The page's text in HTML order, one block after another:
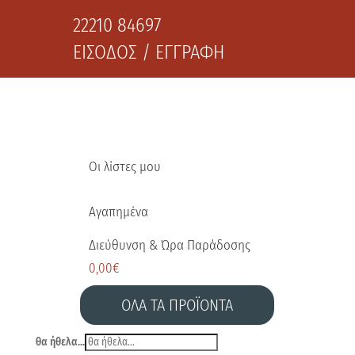
22210 84697
ΕΙΣΟΔΟΣ / ΕΓΓΡΑΦΗ
Οι λίστες μου
Αγαπημένα
Διεύθυνση & Ώρα Παράδοσης
0,00€
ΟΛΑ ΤΑ ΠΡΟΪΟΝΤΑ
θα ήθελα...